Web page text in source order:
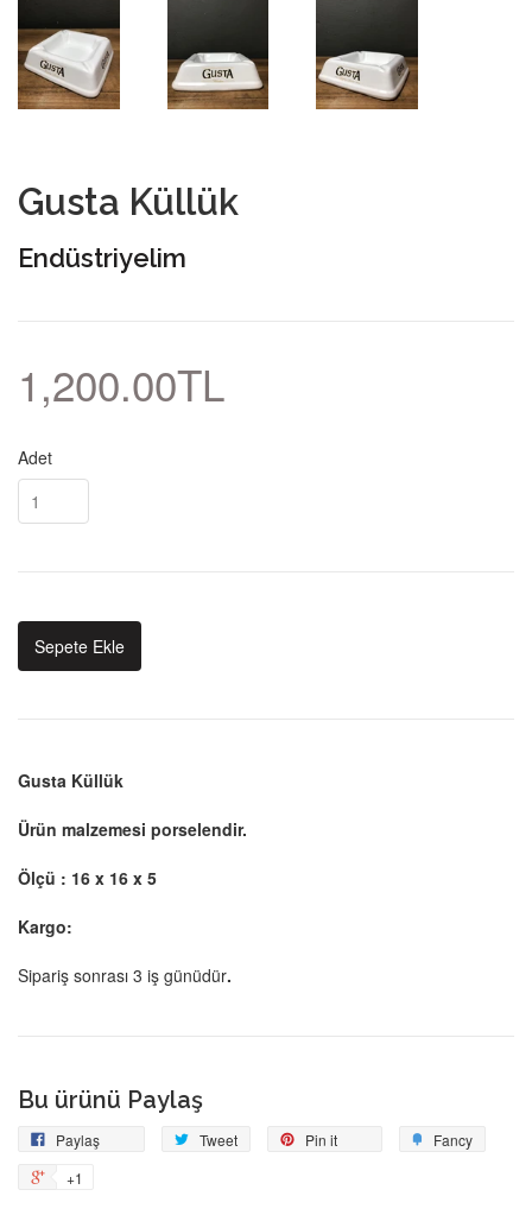
Gusta Küllük
Endüstriyelim
1,200.00TL
Adet
Sepete Ekle
Gusta Küllük
Ürün malzemesi porselendir.
Ölçü : 16 x 16 x 5
Kargo:
Sipariş sonrası 3 iş günüdür.
Bu ürünü Paylaş
Paylaş
Facebook'ta Tweet Tweetle Pin it Fancy
+1